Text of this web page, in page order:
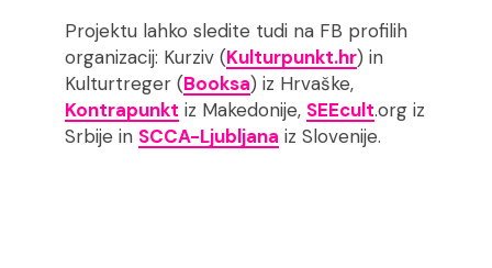
Projektu lahko sledite tudi na FB profilih
organizacij: Kurziv (Kulturpunkt.hr) in
Kulturtreger (Booksa) iz Hrvaške,
Kontrapunkt iz Makedonije, SEEcult.org iz
Srbije in SCCA-Ljubljana iz Slovenije.